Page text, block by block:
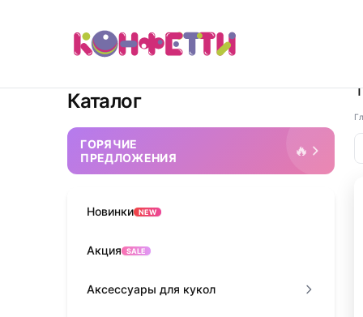
Каталог
ГОРЯЧИЕ
ПРЕДЛОЖЕНИЯ
🔥
Новинки NEW
Акция SALE
Аксессуары для кукол